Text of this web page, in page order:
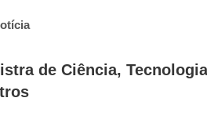
de Ciência,